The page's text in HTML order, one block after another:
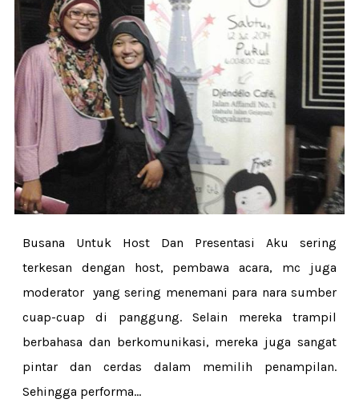
Busana Untuk Host Dan Presentasi Aku sering
terkesan dengan host, pembawa acara, mc juga
moderator yang sering menemani para nara sumber
cuap-cuap di panggung. Selain mereka trampil
berbahasa dan berkomunikasi, mereka juga sangat
pintar dan cerdas dalam memilih penampilan.
Sehingga performa...